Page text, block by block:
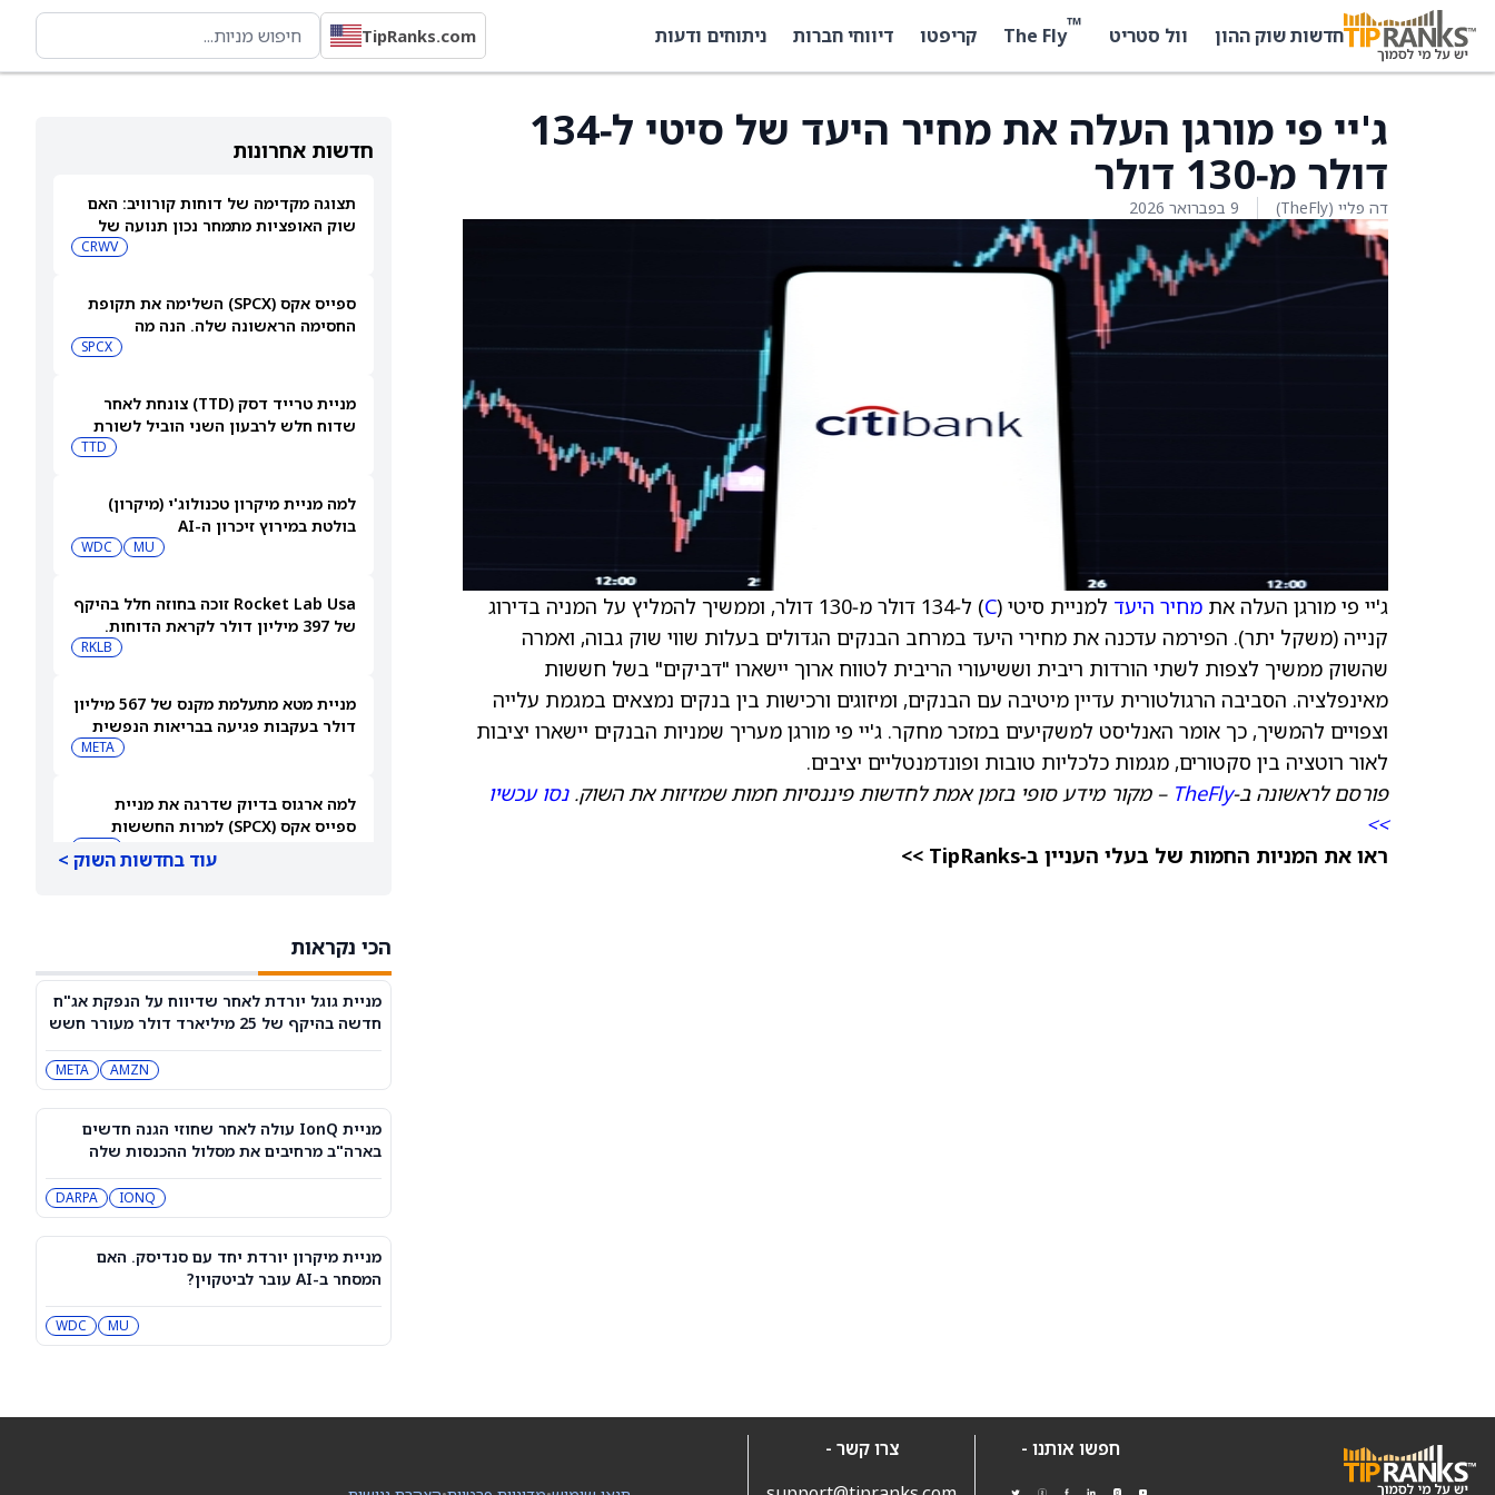
חדשות שוק ההון וול סטריט ™
The Fly קריפטו דיווחי חברות ניתוחים ודעות TipRanks.com
חדשות אחרונות
תצוגה מקדימה של דוחות קורוויב: האם
שוק האופציות מתמחר נכון תנועה של
CRWV
ספייס אקס (SPCX) השלימה את תקופת
החסימה הראשונה שלה. הנה מה
שמשקיעים צריכים לעקוב אחריו כעתSPCX
מניית טרייד דסק (TTD) צונחת לאחר
שדוח חלש לרבעון השני הוביל לשורת
TTD
למה מניית מיקרון טכנולוג'י (מיקרון)
בולטת במירוץ זיכרון ה-AI
MU
WDC
Rocket Lab Usa זוכה בחוזה חלל בהיקף
של 397 מיליון דולר לקראת הדוחות.
האם מכירות גדולות יספיקו כדי להגיעRKLB
מניית מטא מתעלמת מקנס של 567 מיליון
דולר בעקבות פגיעה בבריאות הנפשית
META
למה ארגוס בדיוק שדרגה את מניית
ספייס אקס (SPCX) למרות החששות
מחסנים חדשים
מייקל ברי מהמר נגד אורקל ו-Nebius.
הנה למה הוא שלילי
MU
NBIS
מניית סוויטגרין (SG) צונחת כשמשקיעים
נוטשים את הירוקים שלהם בעקבות
התפרצות מחלה שמקורה במזון
SG
נעילה ירוקה בת”א: טאואר זינקה 9%,
תנודתיות באופציות ותנועות הרווחים
UA
CGC
עוד בחדשות השוק >
הכי נקראות
מניית גוגל יורדת לאחר שדיווח על הנפקת אג"ח
חדשה בהיקף של 25 מיליארד דולר מעורר חשש
מגל הלוואות
AMZN
META
מניית IonQ עולה לאחר שחוזי הגנה חדשים
בארה"ב מרחיבים את מסלול ההכנסות שלה
IONQ
DARPA
מניית מיקרון יורדת יחד עם סנדיסק. האם
המסחר ב-AI עובר לביטקוין?
MU
WDC
ג'יי פי מורגן העלה את מחיר היעד של סיטי ל‑134
דולר מ‑130 דולר
דה פליי (TheFly) 9 בפברואר 2026
ג'יי פי מורגן העלה את מחיר היעד למניית סיטי (C
) ל‑134 דולר מ‑130 דולר, וממשיך להמליץ על המניה בדירוג
קנייה (משקל יתר). הפירמה עדכנה את מחירי היעד במרחב הבנקים הגדולים בעלות שווי שוק גבוה, ואמרה
שהשוק ממשיך לצפות לשתי הורדות ריבית וששיעורי הריבית לטווח ארוך יישארו "דביקים" בשל חששות
מאינפלציה. הסביבה הרגולטורית עדיין מיטיבה עם הבנקים, ומיזוגים ורכישות בין בנקים נמצאים במגמת עלייה
וצפויים להמשיך, כך אומר האנליסט למשקיעים במזכר מחקר. ג'יי פי מורגן מעריך שמניות הבנקים יישארו יציבות
לאור רוטציה בין סקטורים, מגמות כלכליות טובות ופונדמנטליים יציבים.
פורסם לראשונה ב‑TheFly – מקור מידע סופי בזמן אמת לחדשות פיננסיות חמות שמזיזות את השוק.נסו עכשיו
>>
ראו את המניות החמות של בעלי העניין ב‑TipRanks >>
חפשו אותנו -
צרו קשר -